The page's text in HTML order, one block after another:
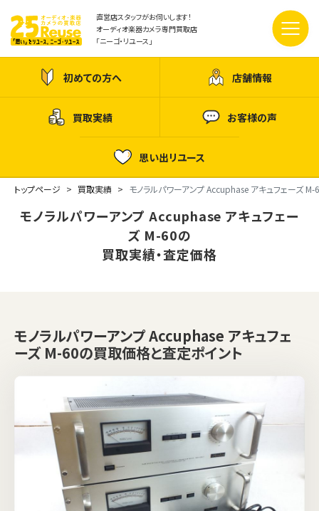
直営店スタッフがお伺いします！
オーディオ楽器カメラ専門買取店
「ニーゴ・リユース」
初めての方へ 店舗情報
買取実績 お客様の声
思い出リユース
トップページ 買取実績 モノラルパワーアンプ Accuphase アキュフェーズ M-
モノラルパワーアンプ Accuphase アキュフェー
ズ M-60の
買取実績・査定価格
モノラルパワーアンプ Accuphase アキュフェ
ーズ M-60の買取価格と査定ポイント